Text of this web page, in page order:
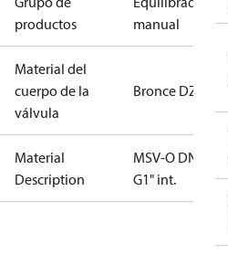
productos
manual
Material del
cuerpo de la
válvula
Bronce DZR
Material
Description
MSV-O DN25
G1" int.